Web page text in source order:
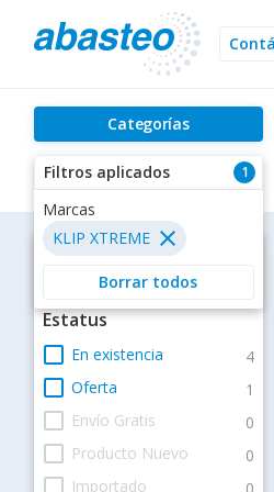
Categorías
1
Filtros aplicados
Marcas
close
KLIP XTREME
Borrar todos
Filtros
Estatus
check_box_outline_blank En existencia 4
check_box_outline_blank Oferta 1
check_box_outline_blank Envío Gratis 0
check_box_outline_blank Producto Nuevo 0
check_box_outline_blank Importado